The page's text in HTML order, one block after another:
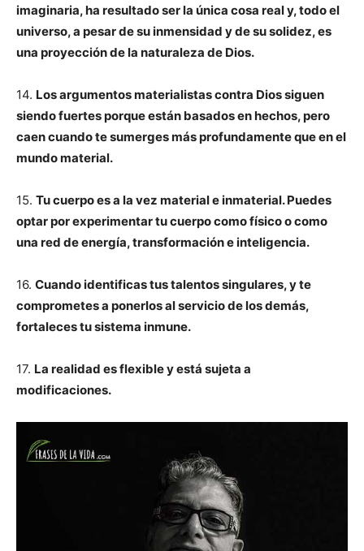
imaginaria, ha resultado ser la única cosa real y, todo el
universo, a pesar de su inmensidad y de su solidez, es
una proyección de la naturaleza de Dios.
14. Los argumentos materialistas contra Dios siguen
siendo fuertes porque están basados en hechos, pero
caen cuando te sumerges más profundamente que en el
mundo material.
15. Tu cuerpo es a la vez material e inmaterial. Puedes
optar por experimentar tu cuerpo como físico o como
una red de energía, transformación e inteligencia.
16. Cuando identificas tus talentos singulares, y te
comprometes a ponerlos al servicio de los demás,
fortaleces tu sistema inmune.
17. La realidad es flexible y está sujeta a
modificaciones.